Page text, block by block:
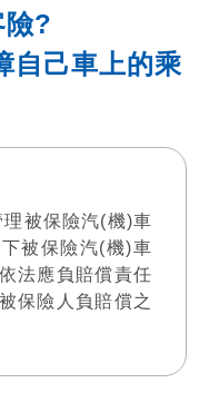
險?
自己車上的乘
被保險汽(機)車
被保險汽(機)車
法應負賠償責任
保險人負賠償之